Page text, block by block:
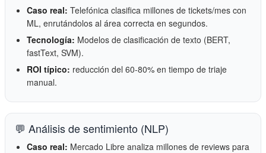
Caso real: Telefónica clasifica millones de tickets/mes con
ML, enrutándolos al área correcta en segundos.
Tecnología: Modelos de clasificación de texto (BERT,
fastText, SVM).
ROI típico: reducción del 60-80% en tiempo de triaje
manual.
💬 Análisis de sentimiento (NLP)
Caso real: Mercado Libre analiza millones de reviews para